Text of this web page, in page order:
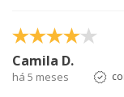
Camila D.
há 5 meses